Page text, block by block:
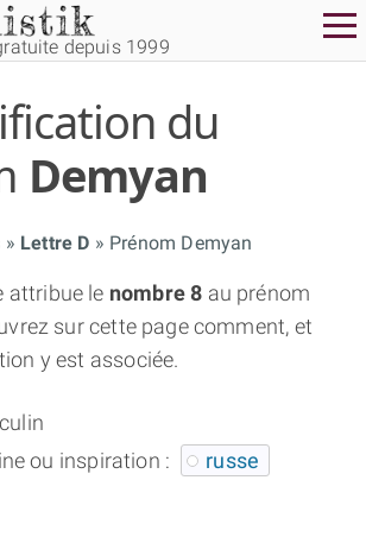
depuis 1999
du
Demyan
Lettre D Prénom Demyan
attribue le nombre 8 au prénom
sur cette page comment, et
y est associée.
ou inspiration : russe
THÈME GRATUIT
APPROFONDI
THÈME TEMPOREL
NUMÉROSCOPE